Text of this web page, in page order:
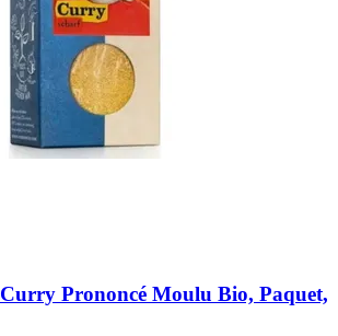
Curry Prononcé Moulu Bio, Paquet,